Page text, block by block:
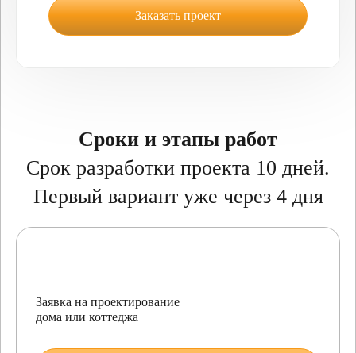
Заказать проект
Сроки и этапы работ
Срок разработки проекта 10 дней.
Первый вариант уже через 4 дня
Заявка на проектирование
дома или коттеджа